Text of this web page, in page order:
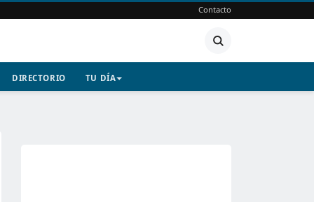
Contacto
DIRECTORIO TU DÍA